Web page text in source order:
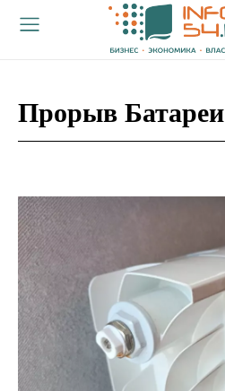
Прорыв Батареи